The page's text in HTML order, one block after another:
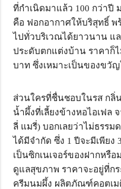
ที่กำเนิดมาแล้ว 100 กว่าปี
คือ ฟอกอากาศให้บริสุทธิ์ พ
ไปทั่วบริเวณได้ยาวนาน แ
ประดับตกแต่งบ้าน ราคาก็
บาท ซึ่งเหมาะเป็นของขวั
ส่วนใครที่ชื่นชอบในรส ก
น้ำผึ้งที่เลี้ยงข้างหอไอเฟล
ลี่ แมรี่) บอกเลยว่าไม่ธรร
ได้มีจำกัด ซึ่ง 1 ปีจะมีเพียง
เป็นซิกเนเจอร์ของฝากหรื
ดูแลสุขภาพ ราคาจะอยู่ที่ก
ครีมนมผึ้ง ผลิตภัณฑ์คอตเ